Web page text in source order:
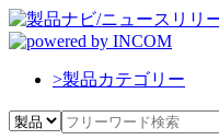
>製品カテゴリー